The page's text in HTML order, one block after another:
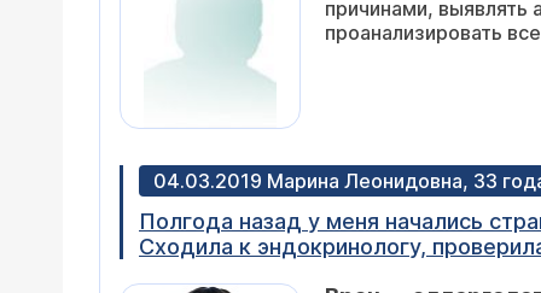
причинами, выявлять
проанализировать
04.03.2019 Марина Леонидовна, 33
Полгода назад у меня начались
Сходила к эндокринологу,